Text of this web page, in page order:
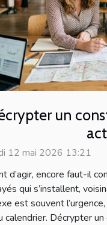
un
12 mai 2026 13:21
d’agir, encore faut-il
qui s’installent,
est souvent
calendrier. Décrypter un